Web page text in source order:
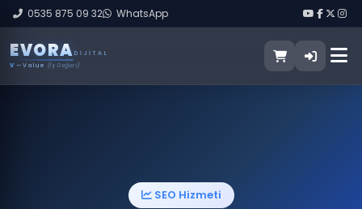
0535 875 09 32 WhatsApp
EVORA DIJITAL
V — Value (İş Değeri)
SEO Hizmeti